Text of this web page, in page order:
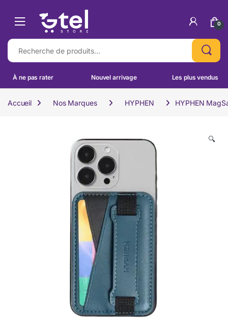
0
Recherche pour :
À ne pas rater Nouvel arrivage Les plus vendus
Accueil Nos Marques HYPHEN HYPHEN
🔍